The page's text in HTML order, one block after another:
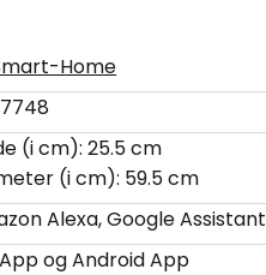
Home
(i cm): 25.5 cm
(i cm): 59.5 cm
Alexa, Google Assistant
og Android App